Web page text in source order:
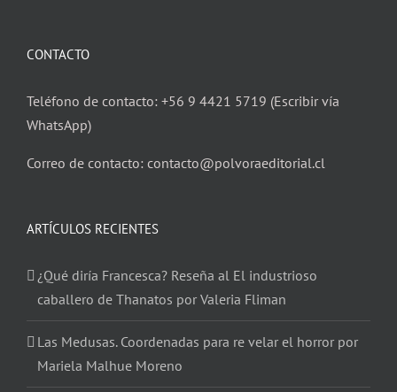
CONTACTO
Teléfono de contacto: +56 9 4421 5719 (Escribir vía
WhatsApp)
Correo de contacto: contacto@polvoraeditorial.cl
ARTÍCULOS RECIENTES
¿Qué diría Francesca? Reseña al El industrioso
caballero de Thanatos por Valeria Fliman
Las Medusas. Coordenadas para re velar el horror por
Mariela Malhue Moreno